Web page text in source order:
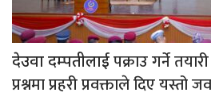
देउवा दम्पतीलाईपक्राउ गर्ने
प्रश्नमा प्रहरी प्रवक्ताले दिए यस्तो